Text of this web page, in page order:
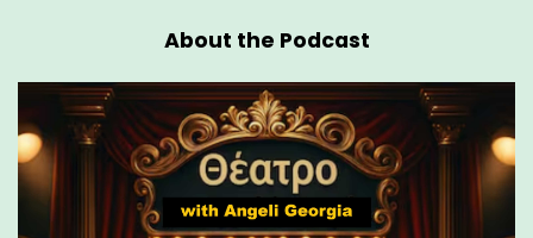
About the Podcast